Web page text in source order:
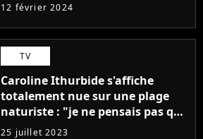
12 février 2024
TV
Caroline Ithurbide s'affiche
totalement nue sur une plage
naturiste : "je ne pensais pas que
j'arriverais à le faire..."
25 juillet 2023